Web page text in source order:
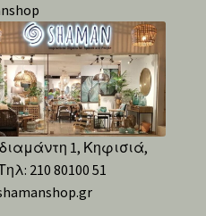
1, Κηφισιά,
210 80100 51